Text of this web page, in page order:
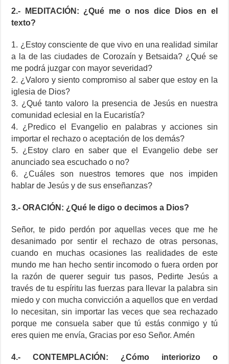
2.- MEDITACIÓN: ¿Qué me o nos dice Dios en el
texto?
1. ¿Estoy consciente de que vivo en una realidad similar
a la de las ciudades de Corozaín y Betsaida? ¿Qué se
me podrá juzgar con mayor severidad?
2. ¿Valoro y siento compromiso al saber que estoy en la
iglesia de Dios?
3. ¿Qué tanto valoro la presencia de Jesús en nuestra
comunidad eclesial en la Eucaristía?
4. ¿Predico el Evangelio en palabras y acciones sin
importar el rechazo o aceptación de los demás?
5. ¿Estoy claro en saber que el Evangelio debe ser
anunciado sea escuchado o no?
6. ¿Cuáles son nuestros temores que nos impiden
hablar de Jesús y de sus enseñanzas?
3.- ORACIÓN: ¿Qué le digo o decimos a Dios?
Señor, te pido perdón por aquellas veces que me he
desanimado por sentir el rechazo de otras personas,
cuando en muchas ocasiones las realidades de este
mundo me han hecho sentir incomodo o fuera orden por
la razón de querer seguir tus pasos, Pedirte Jesús a
través de tu espíritu las fuerzas para llevar la palabra sin
miedo y con mucha convicción a aquellos que en verdad
lo necesitan, sin importar las veces que sea rechazado
porque me consuela saber que tú estás conmigo y tú
eres quien me envía, Gracias por eso Señor. Amén
4.- CONTEMPLACIÓN: ¿Cómo interiorizo o